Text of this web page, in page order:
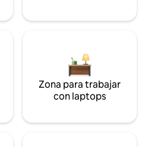
Zona para trabajar
con laptops